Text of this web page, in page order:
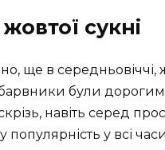
жовтої сукні
ще в середньовіччі,
були
навіть серед
у всі